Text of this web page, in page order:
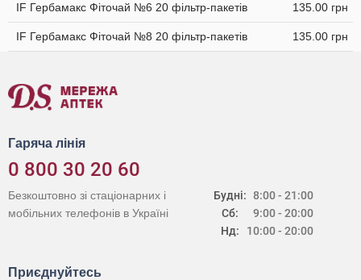
IF Гербамакс Фіточай №6 20 фільтр-пакетів 135.00 грн
IF Гербамакс Фіточай №8 20 фільтр-пакетів 135.00 грн
Гаряча лінія
0 800 30 20 60
Будні:
Сб:
Нд:
8:00 - 21:00
9:00 - 20:00
10:00 - 20:00
Безкоштовно зі стаціонарних і
мобільних телефонів в Україні
Приєднуйтесь